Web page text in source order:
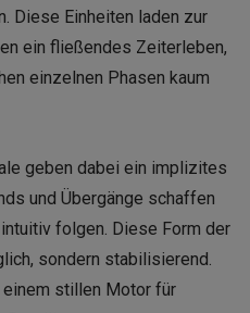
Diese Einheiten laden zur
ein fließendes Zeiterleben,
einzelnen Phasen kaum
geben dabei ein implizites
und Übergänge schaffen
folgen. Diese Form der
sondern stabilisierend.
stillen Motor für